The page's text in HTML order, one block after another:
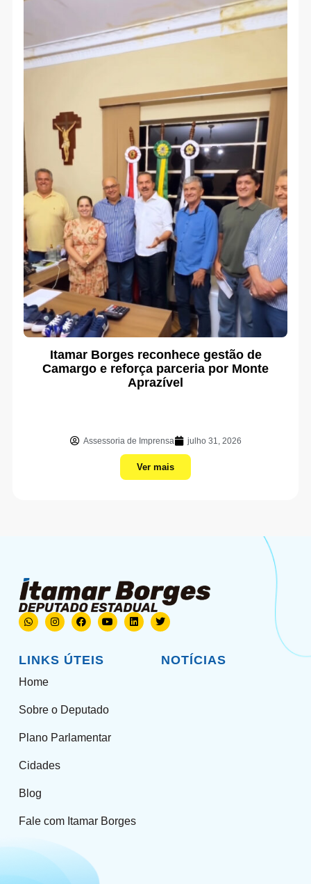
Itamar Borges reconhece gestão de
Camargo e reforça parceria por Monte
Aprazível
Assessoria de Imprensa julho 31, 2026
Ver mais
LINKS ÚTEIS
Home
Sobre o Deputado
Plano Parlamentar
Cidades
Blog
Fale com Itamar Borges
NOTÍCIAS